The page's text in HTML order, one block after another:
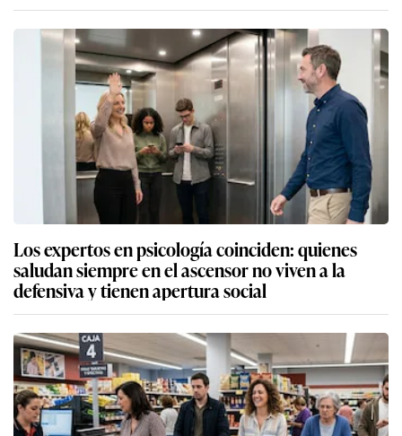
Los expertos en psicología coinciden: quienes
saludan siempre en el ascensor no viven a la
defensiva y tienen apertura social